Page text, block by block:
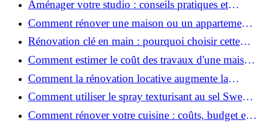
Aménager votre studio : conseils pratiques et
erreurs à éviter
Comment rénover une maison ou un appartement
avec 50 000 € : budget, étapes et astuces ?
Rénovation clé en main : pourquoi choisir cette
solution et à quoi faire attention ?
Comment estimer le coût des travaux d'une maison
?
Comment la rénovation locative augmente la
rentabilité de votre parc immobilier ?
Comment utiliser le spray texturisant au sel Sweet
Salt pour des cheveux effet plage ?
Comment rénover votre cuisine : coûts, budget et